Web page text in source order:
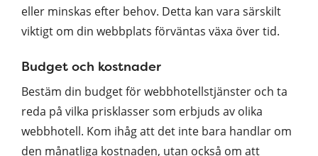
eller minskas efter behov. Detta kan vara särskilt
viktigt om din webbplats förväntas växa över tid.
Budget och kostnader
Bestäm din budget för webbhotellstjänster och ta
reda på vilka prisklasser som erbjuds av olika
webbhotell. Kom ihåg att det inte bara handlar om
den månatliga kostnaden, utan också om att